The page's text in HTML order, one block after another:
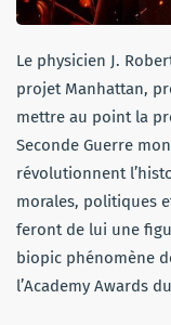
Le physicien J.
projet Manhattan,
mettre au point la
Seconde Guerre
révolutionnent
morales, politiques
feront de lui une
biopic phénomène
l’Academy Awards